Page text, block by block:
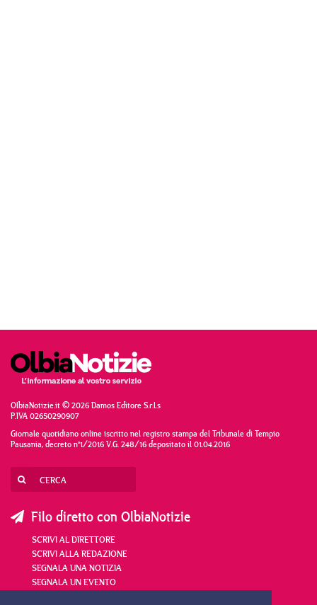
OlbiaNotizie.it © 2026 Damos Editore S.r.l.s
P.IVA 02650290907
Giornale quotidiano online iscritto nel registro stampa del Tribunale di Tempio
Pausania, decreto n°1/2016 V.G. 248/16 depositato il 01.04.2016
Filo diretto con OlbiaNotizie
SCRIVI AL DIRETTORE
SCRIVI ALLA REDAZIONE
SEGNALA UNA NOTIZIA
SEGNALA UN EVENTO